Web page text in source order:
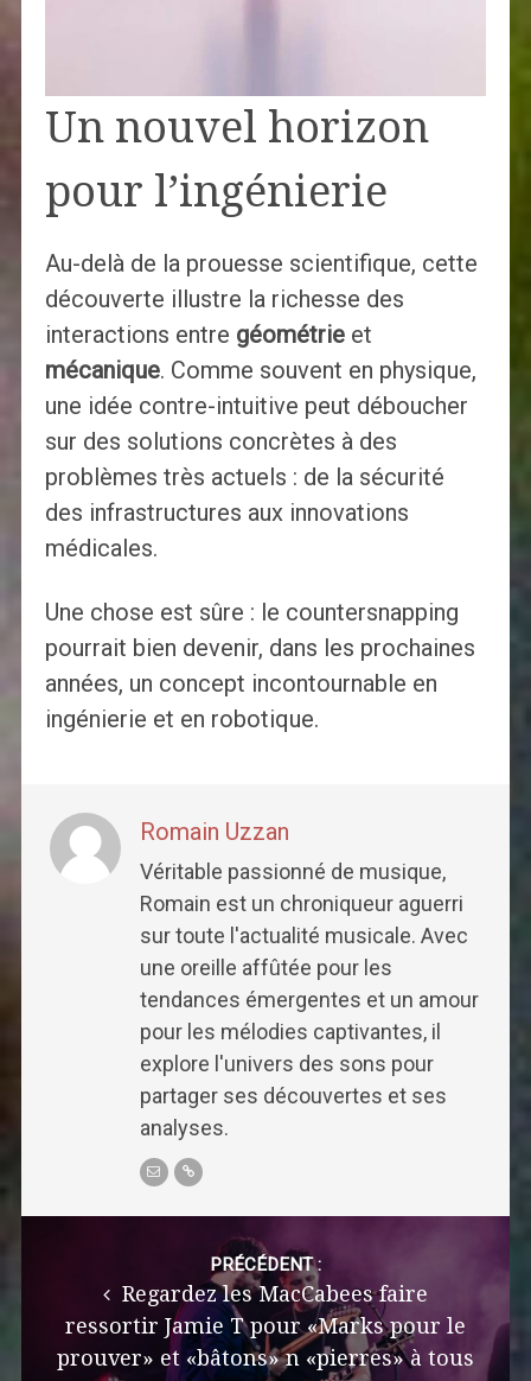
Un nouvel horizon
pour l’ingénierie
Au-delà de la prouesse scientifique, cette
découverte illustre la richesse des
interactions entre géométrieet
mécanique. Comme souvent en physique,
une idée contre-intuitive peut déboucher
sur des solutions concrètes à des
problèmes très actuels : de la sécurité
des infrastructures aux innovations
médicales.
Une chose est sûre : le countersnapping
pourrait bien devenir, dans les prochaines
années, un concept incontournable en
ingénierie et en robotique.
Romain Uzzan
Véritable passionné de musique,
Romain est un chroniqueur aguerri
sur toute l'actualité musicale. Avec
une oreille affûtée pour les
tendances émergentes et un amour
pour les mélodies captivantes, il
explore l'univers des sons pour
partager ses découvertes et ses
analyses.
PRÉCÉDENT :
Regardez les MacCabees faire
ressortir Jamie T pour «Marks pour le
prouver» et «bâtons» n «pierres» à tous